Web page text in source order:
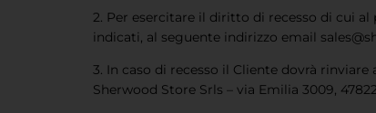
2. Per esercitare il diritto di recesso di cui
indicati, al seguente indirizzo email
3. In caso di recesso il Cliente dovrà
Sherwood Store Srls – via Emilia 3009,